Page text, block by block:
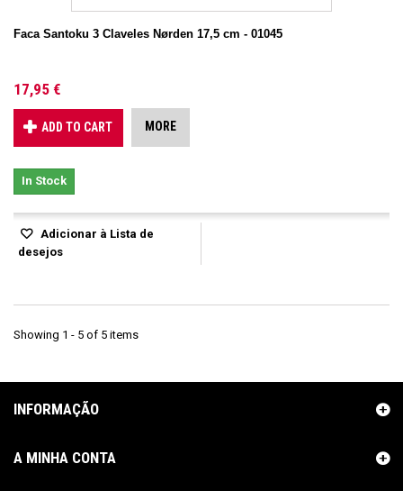
Faca Santoku 3 Claveles Nørden 17,5 cm - 01045
17,95 €
ADD TO CART MORE
In Stock
Adicionar à Lista de
desejos
Showing 1 - 5 of 5 items
INFORMAÇÃO
A MINHA CONTA